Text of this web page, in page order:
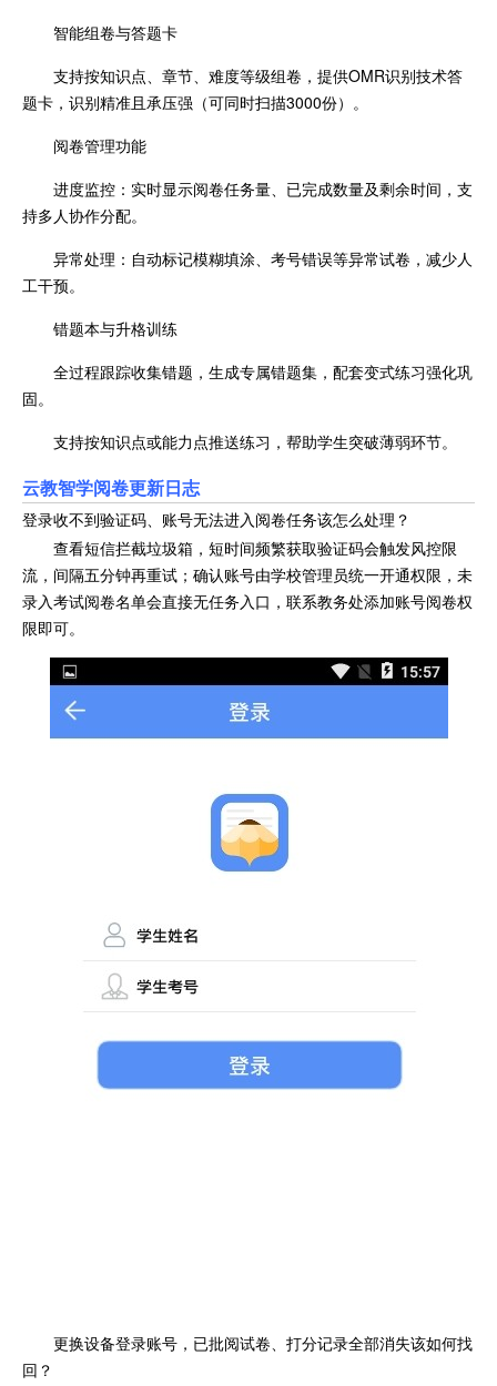
智能组卷与答题卡
支持按知识点、章节、难度等级组卷，提供OMR识别技术答
题卡，识别精准且承压强（可同时扫描3000份）。
阅卷管理功能
进度监控：实时显示阅卷任务量、已完成数量及剩余时间，支
持多人协作分配。
异常处理：自动标记模糊填涂、考号错误等异常试卷，减少人
工干预。
错题本与升格训练
全过程跟踪收集错题，生成专属错题集，配套变式练习强化巩
固。
支持按知识点或能力点推送练习，帮助学生突破薄弱环节。
云教智学阅卷更新日志
登录收不到验证码、账号无法进入阅卷任务该怎么处理？
查看短信拦截垃圾箱，短时间频繁获取验证码会触发风控限
流，间隔五分钟再重试；确认账号由学校管理员统一开通权限，未
录入考试阅卷名单会直接无任务入口，联系教务处添加账号阅卷权
限即可。
更换设备登录账号，已批阅试卷、打分记录全部消失该如何找
回？